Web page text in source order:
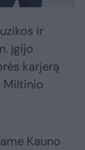
ir
įgijo
karjerą
Miltinio
Kauno